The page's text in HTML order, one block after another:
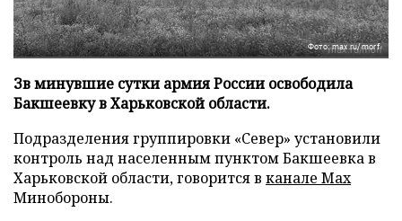
Фото: max.ru/morf
Зв минувшие сутки армия России освободила
Бакшеевку в Харьковской области.
Подразделения группировки «Север» установили
контроль над населенным пунктом Бакшеевка в
Харьковской области, говорится в канале Max
Минобороны.